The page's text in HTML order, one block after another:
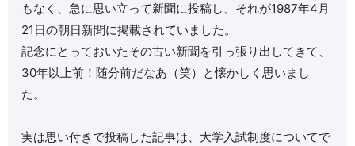
もなく、急に思い立って新聞に投稿し、それが1987年4月
21日の朝日新聞に掲載されていました。
記念にとっておいたその古い新聞を引っ張り出してきて、
30年以上前！随分前だなあ（笑）と懐かしく思いまし
た。
実は思い付きで投稿した記事は、大学入試制度についてで